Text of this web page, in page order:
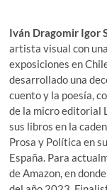
Iván Dragomir Igor
artista visual con
exposiciones en
desarrollado una
cuento y la poesía,
de la micro editorial
sus libros en la
Prosa y Política en
España. Para
de Amazon, en